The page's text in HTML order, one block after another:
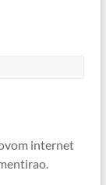
internet